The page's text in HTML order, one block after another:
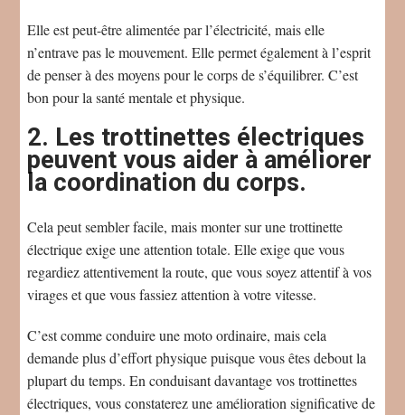
Elle est peut-être alimentée par l’électricité, mais elle
n’entrave pas le mouvement. Elle permet également à l’esprit
de penser à des moyens pour le corps de s’équilibrer. C’est
bon pour la santé mentale et physique.
2. Les trottinettes électriques
peuvent vous aider à améliorer
la coordination du corps.
Cela peut sembler facile, mais monter sur une trottinette
électrique exige une attention totale. Elle exige que vous
regardiez attentivement la route, que vous soyez attentif à vos
virages et que vous fassiez attention à votre vitesse.
C’est comme conduire une moto ordinaire, mais cela
demande plus d’effort physique puisque vous êtes debout la
plupart du temps. En conduisant davantage vos trottinettes
électriques, vous constaterez une amélioration significative de